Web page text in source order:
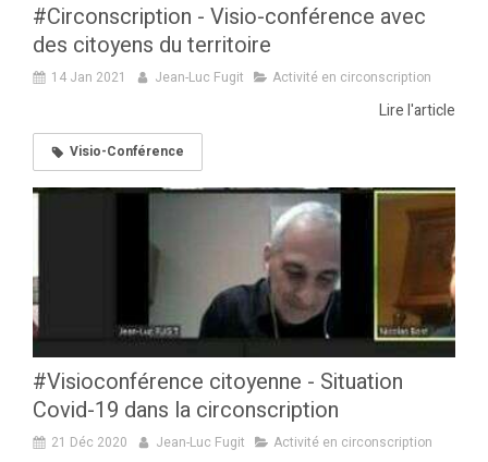
#Circonscription - Visio-conférence avec
des citoyens du territoire
14 Jan 2021 Jean-Luc Fugit Activité en circonscription
Lire l'article
Visio-Conférence
#Visioconférence citoyenne - Situation
Covid-19 dans la circonscription
21 Déc 2020 Jean-Luc Fugit Activité en circonscription